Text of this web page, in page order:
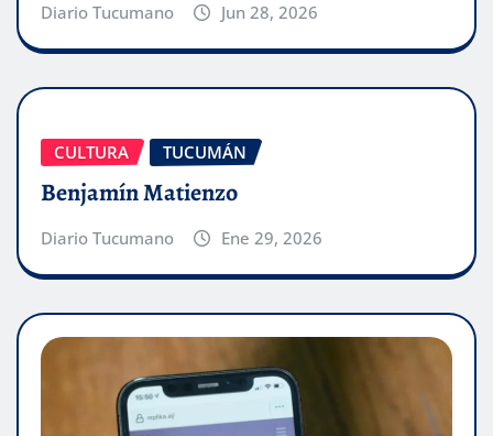
Diario Tucumano Jun 28, 2026
CULTURA TUCUMÁN
Benjamín Matienzo
Diario Tucumano Ene 29, 2026